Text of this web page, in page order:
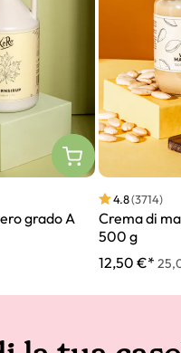
grado A
4.8(3714)
Crema di
500 g
12,50 €*